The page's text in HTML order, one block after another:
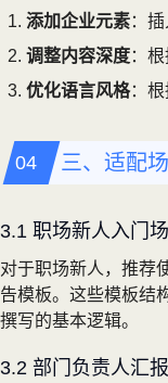
添加企业元素：
调整内容深度：
优化语言风格：
三、适配
3.1 职场新人入门
对于职场新人，推荐
告模板。这些模板结
撰写的基本逻辑。
3.2 部门负责人汇